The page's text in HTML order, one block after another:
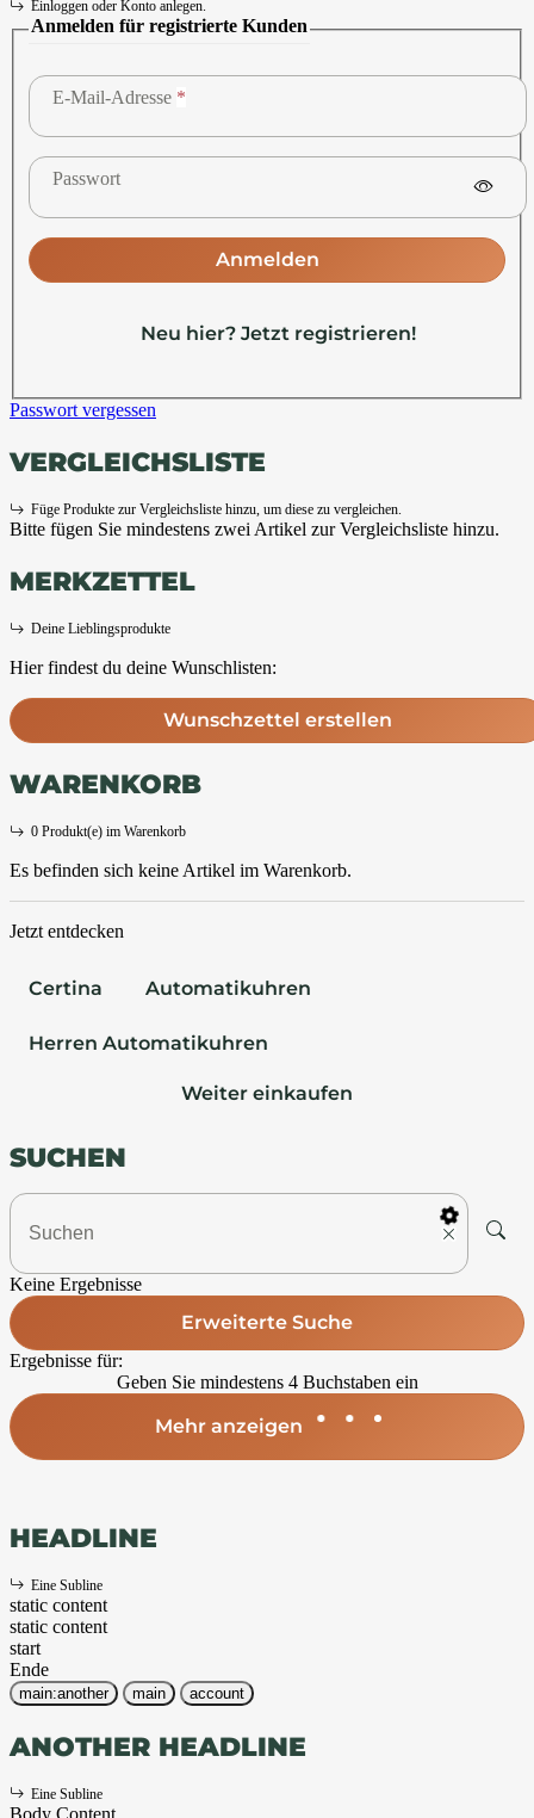
Einloggen oder Konto anlegen.
Anmelden für registrierte Kunden
E-Mail-Adresse
Passwort
Anmelden
Neu hier? Jetzt registrieren!
Passwort vergessen
VERGLEICHSLISTE
Füge Produkte zur Vergleichsliste hinzu, um diese zu vergleichen.
Bitte fügen Sie mindestens zwei Artikel zur Vergleichsliste hinzu.
MERKZETTEL
Deine Lieblingsprodukte
Hier findest du deine Wunschlisten:
Wunschzettel erstellen
WARENKORB
0 Produkt(e) im Warenkorb
Es befinden sich keine Artikel im Warenkorb.
Jetzt entdecken
Certina Automatikuhren
Herren Automatikuhren
Weiter einkaufen
SUCHEN
Keine Ergebnisse
Erweiterte Suche
Ergebnisse für:
Geben Sie mindestens 4 Buchstaben ein
Mehr anzeigen
HEADLINE
Eine Subline
static content
static content
start
Ende
main:another main account
ANOTHER HEADLINE
Eine Subline
Body Content